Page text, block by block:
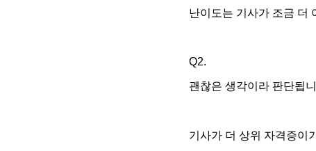
난이도는 기사가 조금 더
Q2.
괜찮은 생각이라 판단됩
기사가 더 상위 자격증이